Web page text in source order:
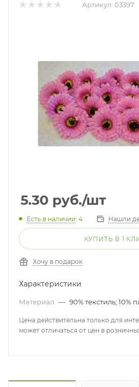
Артикул: 03397
5.30 руб./шт
Есть в наличии: 4 Нашли
КУПИТЬ В 1
Хочу в подарок
Характеристики
Материал — 90% текстиль; 10%
Цена действительна только для
может отличаться от цен в